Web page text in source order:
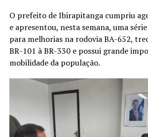
O prefeito de Ibirapitanga cumpriu
e apresentou, nesta semana, uma
para melhorias na rodovia BA-652,
BR-101 à BR-330 e possui grande
mobilidade da população.